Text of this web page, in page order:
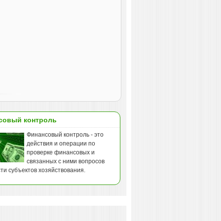
контроль
Финансовый контроль - это
действия и операции по
проверке финансовых и
связанных с ними вопросов
субъектов хозяйствования.